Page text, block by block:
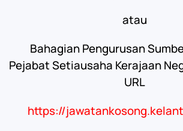
atau
Bahagian Pengurusan
Pejabat Setiausaha Kerajaan
URL
https://